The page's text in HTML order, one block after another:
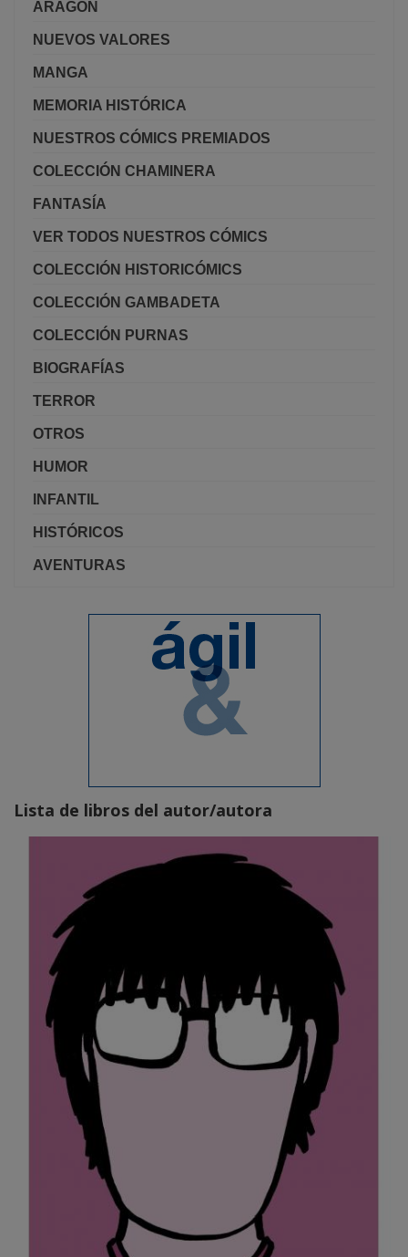
ARAGÓN
NUEVOS VALORES
MANGA
MEMORIA HISTÓRICA
NUESTROS CÓMICS PREMIADOS
COLECCIÓN CHAMINERA
FANTASÍA
VER TODOS NUESTROS CÓMICS
COLECCIÓN HISTORICÓMICS
COLECCIÓN GAMBADETA
COLECCIÓN PURNAS
BIOGRAFÍAS
TERROR
OTROS
HUMOR
INFANTIL
HISTÓRICOS
AVENTURAS
Lista de libros del autor/autora